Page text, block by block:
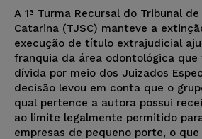
A 1ª Turma Recursal do Tribunal
Catarina (TJSC) manteve a
execução de título extrajudicial
franquia da área odontológica
dívida por meio dos Juizados
decisão levou em conta que o
qual pertence a autora possui
ao limite legalmente permitido
empresas de pequeno porte, o